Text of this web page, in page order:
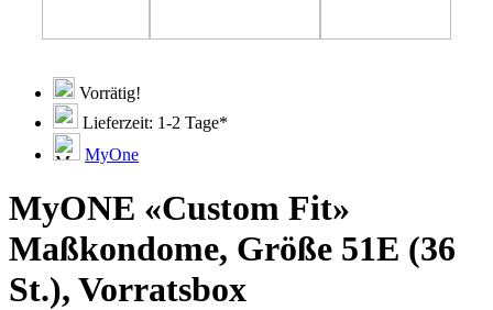
Vorrätig!
Lieferzeit: 1-2 Tage*
MyOne
MyONE «Custom Fit»
Maßkondome, Größe 51E (36
St.), Vorratsbox